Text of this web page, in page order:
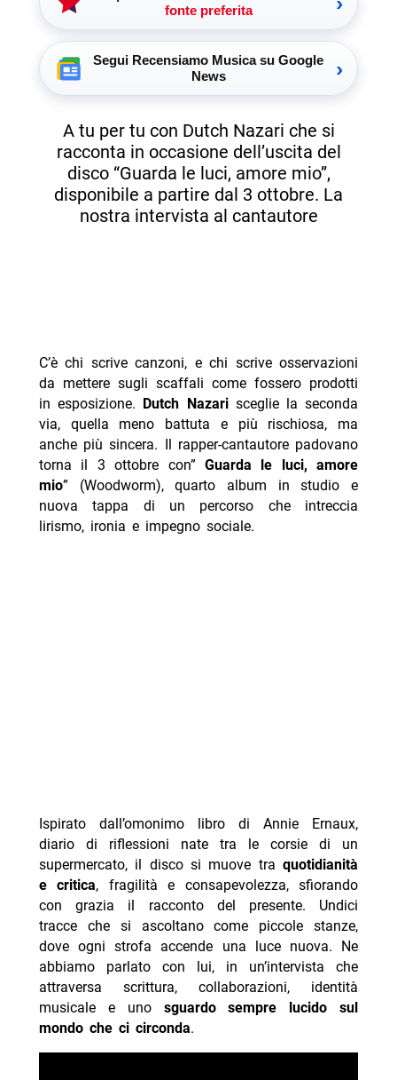
fonte preferita
Segui Recensiamo Musica su Google
News
›
A tu per tu con Dutch Nazari che si
racconta in occasione dell’uscita del
disco “Guarda le luci, amore mio”,
disponibile a partire dal 3 ottobre. La
nostra intervista al cantautore
C’è chi scrive canzoni, e chi scrive osservazioni
da mettere sugli scaffali come fossero prodotti
in esposizione.
Dutch Nazarisceglie la seconda
via, quella meno battuta e più rischiosa, ma
anche più sincera. Il rapper-cantautore padovano
torna il 3 ottobre con” Guarda le luci, amore
mio” (Woodworm), quarto album in studio e
nuova tappa di un percorso che intreccia
lirismo, ironia e impegno sociale.
Ispirato dall’omonimo libro di Annie Ernaux,
diario di riflessioni nate tra le corsie di un
supermercato, il disco si muove traquotidianità
e critica, fragilità e consapevolezza, sfiorando
con grazia il racconto del presente. Undici
tracce che si ascoltano come piccole stanze,
dove ogni strofa accende una luce nuova. Ne
abbiamo parlato con lui, in un’intervista che
attraversa scrittura, collaborazioni, identità
musicale e uno sguardo sempre lucido sul
mondo che ci circonda.